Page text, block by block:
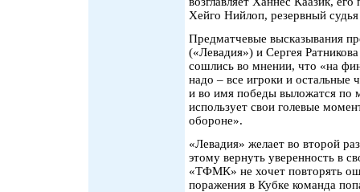
Хейго Нийлоп, резервный
Предматчевые высказывания
(«Левадия») и Сергея
сошлись во мнении, что «на
надо – все игроки и
и во имя победы выложатся по
использует свои голевые
обороне».
«Левадия» желает во второй
этому вернуть уверенность в
«ТФМК» не хочет повторять
поражения в Кубке команда